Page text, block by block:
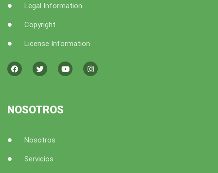
Legal Information
Copyright
License Information
a
c
e
k
w
i
t
o
u
t
n
s
t
NOSOTROS
Nosotros
Servicios